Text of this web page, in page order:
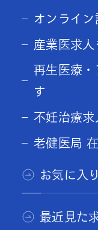
オンライ
産業医求人
再生医療・
す
不妊治療求
老健医局
お気に入
最近見た